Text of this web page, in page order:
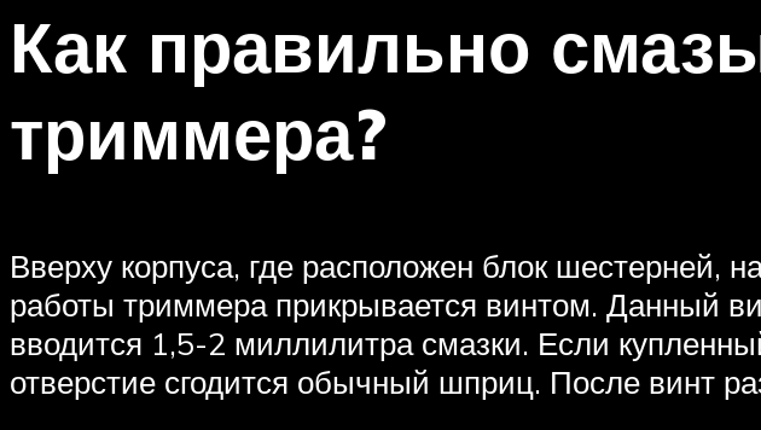
Как правильно
триммера?
Вверху корпуса, где расположен блок шестерней,
работы триммера прикрывается винтом. Данный
вводится 1,5-2 миллилитра смазки. Если
отверстие сгодится обычный шприц. После винт